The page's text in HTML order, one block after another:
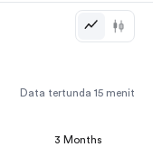
Data tertunda 15 menit
3 Months